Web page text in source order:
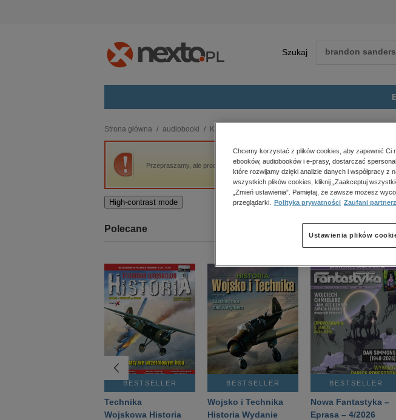
Szukaj
budownictwo, aranżacja wnętrz
biznesowe, branżowe, gospodarka
darmowe wydania
edukacja
kobiece, lifestyle, kultura
polityka, społeczno-
psychologiczne
inne
popularno-naukowe
historia
zdrowie
religie
Strona główna audiobooki Kryminał, sensacja, thriller
Przepraszamy, ale produkt „Tylko przetrwaj noc” nie jest dostępny.
High-contrast mode
Polecane
BESTSELLER
Technika
Wojskowa Historia
BESTSELLER
Wojsko i Technika
Historia Wydanie
BESTSELLER
Nowa Fantastyka –
Eprasa – 4/2026
Chcemy korzystać z plików cookies, aby zapewnić Ci
ebooków, audiobooków i e-prasy, dostarczać
które rozwijamy dzięki analizie danych i współpracy
wszystkich plików cookies, kliknij „Zaakceptuj
„Zmień ustawienia”. Pamiętaj, że zawsze możesz
przeglądarki.
Polityka prywatności Zaufani
Ustawienia plików